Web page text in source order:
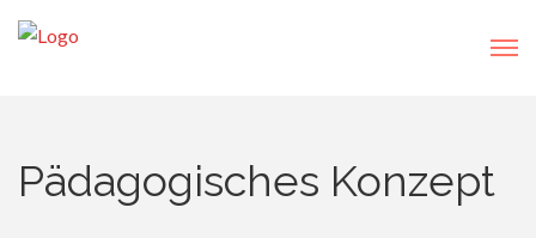
Pädagogisches Konzept